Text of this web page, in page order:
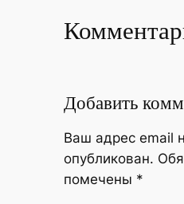
Добавить
Ваш адрес email
опубликован.
помечены *